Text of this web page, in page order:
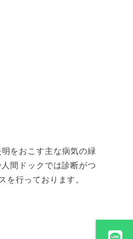
をおこす主な病気の緑
間ドックでは診断がつ
を行っております。